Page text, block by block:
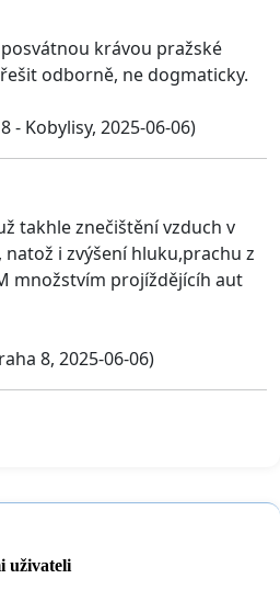
krávou pražské
odborně, ne dogmaticky.
- Kobylisy, 2025-06-06)
takhle znečištění vzduch v
i zvýšení hluku,prachu z
množstvím projíždějícíh aut
8, 2025-06-06)
uživateli